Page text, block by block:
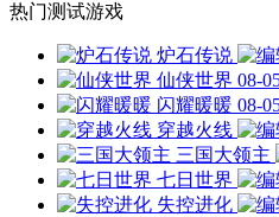
热门测试游戏
炉石传说
仙侠世界 08-
闪耀暖暖 08-
穿越火线
三国大领主
七日世界
失控进化